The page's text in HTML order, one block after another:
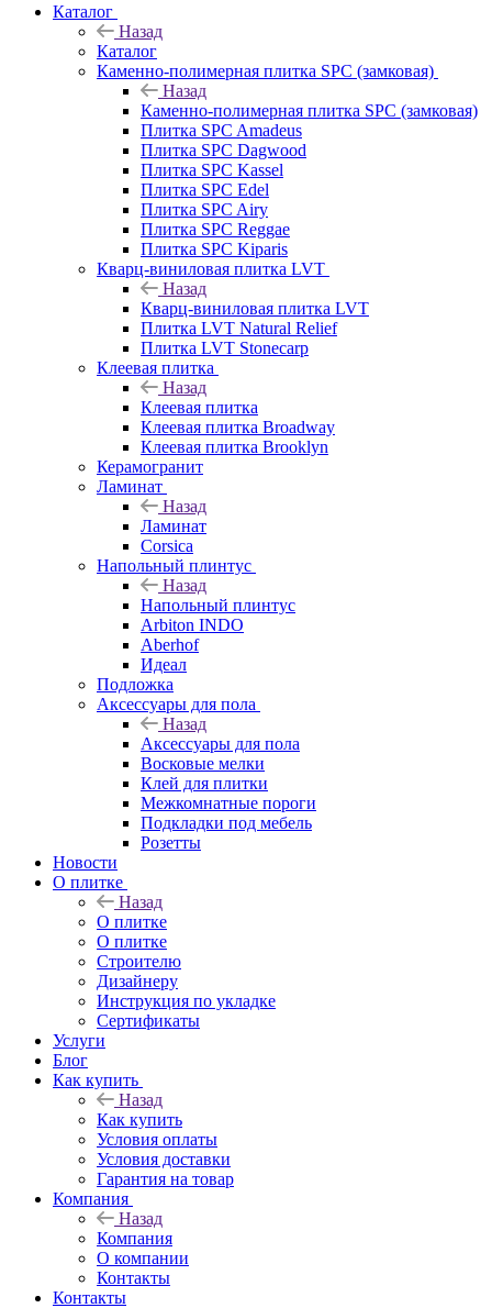
Каталог
Назад
Каталог
Каменно-полимерная плитка SPC (замковая)
Назад
Каменно-полимерная плитка SPC (замковая)
Плитка SPC Amadeus
Плитка SPC Dagwood
Плитка SPC Kassel
Плитка SPC Edel
Плитка SPC Airy
Плитка SPC Reggae
Плитка SPC Kiparis
Кварц-виниловая плитка LVT
Назад
Кварц-виниловая плитка LVT
Плитка LVT Natural Relief
Плитка LVT Stonecarp
Клеевая плитка
Назад
Клеевая плитка
Клеевая плитка Broadway
Клеевая плитка Brooklyn
Керамогранит
Ламинат
Назад
Ламинат
Corsica
Напольный плинтус
Назад
Напольный плинтус
Arbiton INDO
Aberhof
Идеал
Подложка
Аксессуары для пола
Назад
Аксессуары для пола
Восковые мелки
Клей для плитки
Межкомнатные пороги
Подкладки под мебель
Розетты
Новости
О плитке
Назад
О плитке
О плитке
Строителю
Дизайнеру
Инструкция по укладке
Сертификаты
Услуги
Блог
Как купить
Назад
Как купить
Условия оплаты
Условия доставки
Гарантия на товар
Компания
Назад
Компания
О компании
Контакты
Контакты